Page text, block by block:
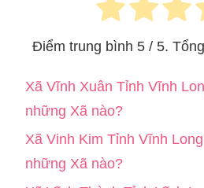
Điểm trung bình 5 / 5.
Xã Vĩnh Xuân Tỉnh Vĩnh
những Xã nào?
Xã Vinh Kim Tỉnh Vĩnh
những Xã nào?